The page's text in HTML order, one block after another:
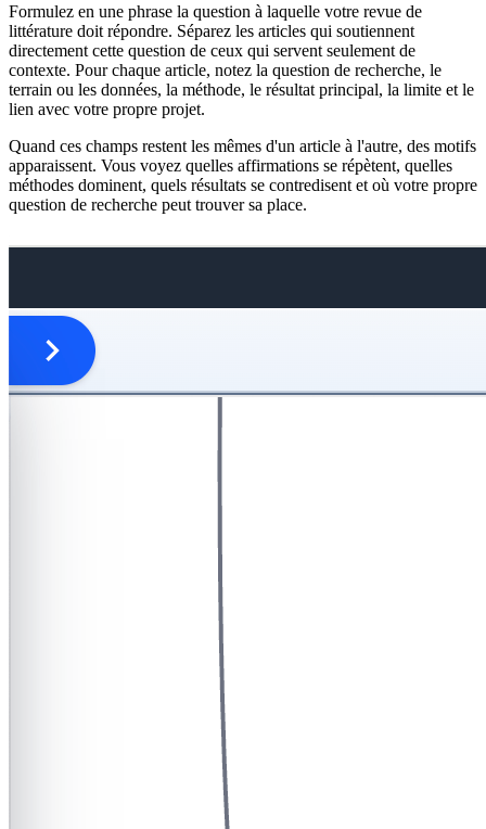
Formulez en une phrase la question à laquelle votre revue de
littérature doit répondre. Séparez les articles qui soutiennent
directement cette question de ceux qui servent seulement de
contexte. Pour chaque article, notez la question de recherche, le
terrain ou les données, la méthode, le résultat principal, la limite et le
lien avec votre propre projet.
Quand ces champs restent les mêmes d'un article à l'autre, des motifs
apparaissent. Vous voyez quelles affirmations se répètent, quelles
méthodes dominent, quels résultats se contredisent et où votre propre
question de recherche peut trouver sa place.